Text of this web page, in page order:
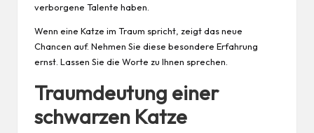
verborgene Talente haben.
Wenn eine Katze im Traum spricht, zeigt das neue
Chancen auf. Nehmen Sie diese besondere Erfahrung
ernst. Lassen Sie die Worte zu Ihnen sprechen.
Traumdeutung einer
schwarzen Katze